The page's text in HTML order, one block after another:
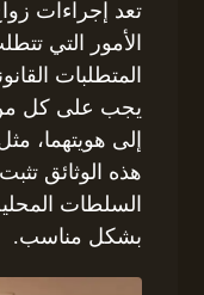
تعد إجراءات
الأمور التي
المتطلبات
يجب على كل من
إلى هويتهما،
هذه الوثائق
السلطات
بشكل مناسب.